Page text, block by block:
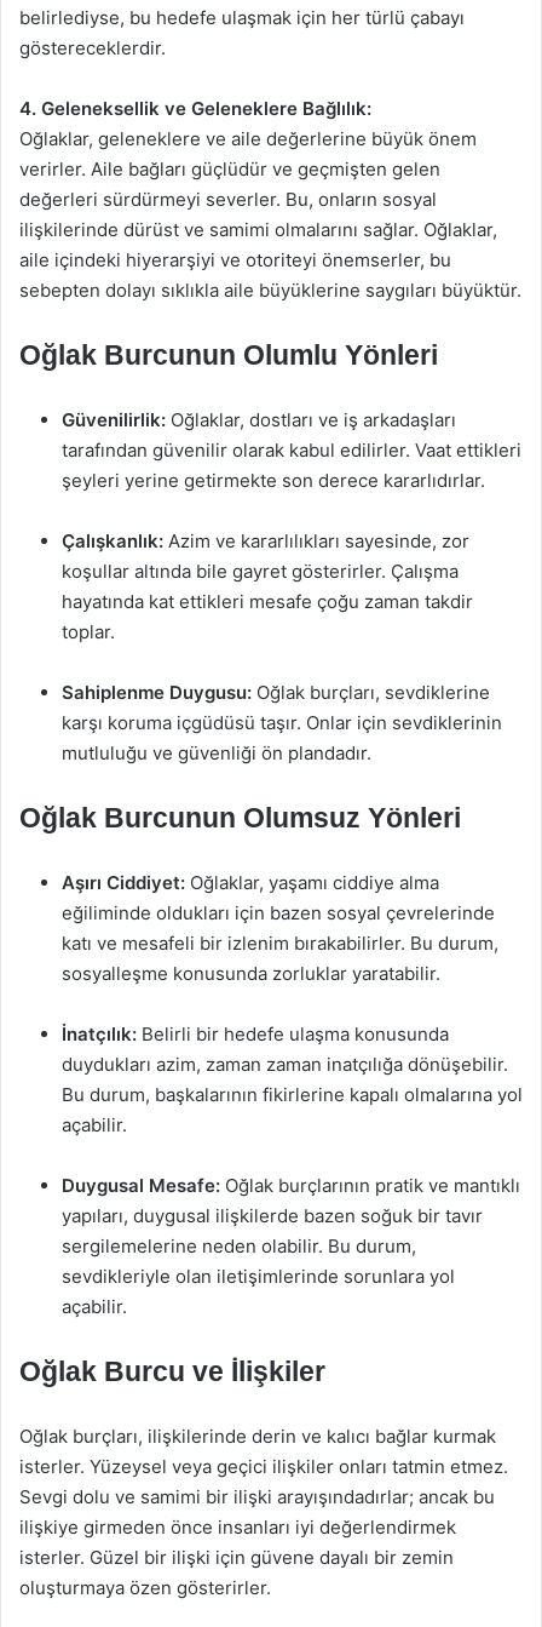
belirlediyse, bu hedefe ulaşmak için her türlü çabayı
göstereceklerdir.
4. Geleneksellik ve Geleneklere Bağlılık:
Oğlaklar, geleneklere ve aile değerlerine büyük önem
verirler. Aile bağları güçlüdür ve geçmişten gelen
değerleri sürdürmeyi severler. Bu, onların sosyal
ilişkilerinde dürüst ve samimi olmalarını sağlar. Oğlaklar,
aile içindeki hiyerarşiyi ve otoriteyi önemserler, bu
sebepten dolayı sıklıkla aile büyüklerine saygıları büyüktür.
Oğlak Burcunun Olumlu Yönleri
Güvenilirlik: Oğlaklar, dostları ve iş arkadaşları
tarafından güvenilir olarak kabul edilirler. Vaat ettikleri
şeyleri yerine getirmekte son derece kararlıdırlar.
Çalışkanlık: Azim ve kararlılıkları sayesinde, zor
koşullar altında bile gayret gösterirler. Çalışma
hayatında kat ettikleri mesafe çoğu zaman takdir
toplar.
Sahiplenme Duygusu: Oğlak burçları, sevdiklerine
karşı koruma içgüdüsü taşır. Onlar için sevdiklerinin
mutluluğu ve güvenliği ön plandadır.
Oğlak Burcunun Olumsuz Yönleri
Aşırı Ciddiyet: Oğlaklar, yaşamı ciddiye alma
eğiliminde oldukları için bazen sosyal çevrelerinde
katı ve mesafeli bir izlenim bırakabilirler. Bu durum,
sosyalleşme konusunda zorluklar yaratabilir.
İnatçılık: Belirli bir hedefe ulaşma konusunda
duydukları azim, zaman zaman inatçılığa dönüşebilir.
Bu durum, başkalarının fikirlerine kapalı olmalarına yol
açabilir.
Duygusal Mesafe: Oğlak burçlarının pratik ve mantıklı
yapıları, duygusal ilişkilerde bazen soğuk bir tavır
sergilemelerine neden olabilir. Bu durum,
sevdikleriyle olan iletişimlerinde sorunlara yol
açabilir.
Oğlak Burcu ve İlişkiler
Oğlak burçları, ilişkilerinde derin ve kalıcı bağlar kurmak
isterler. Yüzeysel veya geçici ilişkiler onları tatmin etmez.
Sevgi dolu ve samimi bir ilişki arayışındadırlar; ancak bu
ilişkiye girmeden önce insanları iyi değerlendirmek
isterler. Güzel bir ilişki için güvene dayalı bir zemin
oluşturmaya özen gösterirler.